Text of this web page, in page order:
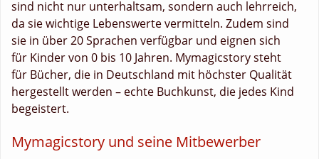
sind nicht nur unterhaltsam, sondern auch lehrreich,
da sie wichtige Lebenswerte vermitteln. Zudem sind
sie in über 20 Sprachen verfügbar und eignen sich
für Kinder von 0 bis 10 Jahren. Mymagicstory steht
für Bücher, die in Deutschland mit höchster Qualität
hergestellt werden – echte Buchkunst, die jedes Kind
begeistert.
Mymagicstory und seine Mitbewerber